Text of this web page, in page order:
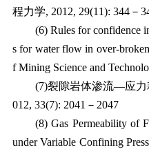
程力学, 2012, 29(11): 344－
(6) Rules for confidence
s for water flow in over-
f Mining Science and
(7)裂隙岩体渗流—应力
012, 33(7): 2041 － 2047
(8)Gas Permeability of
under Variable Confining